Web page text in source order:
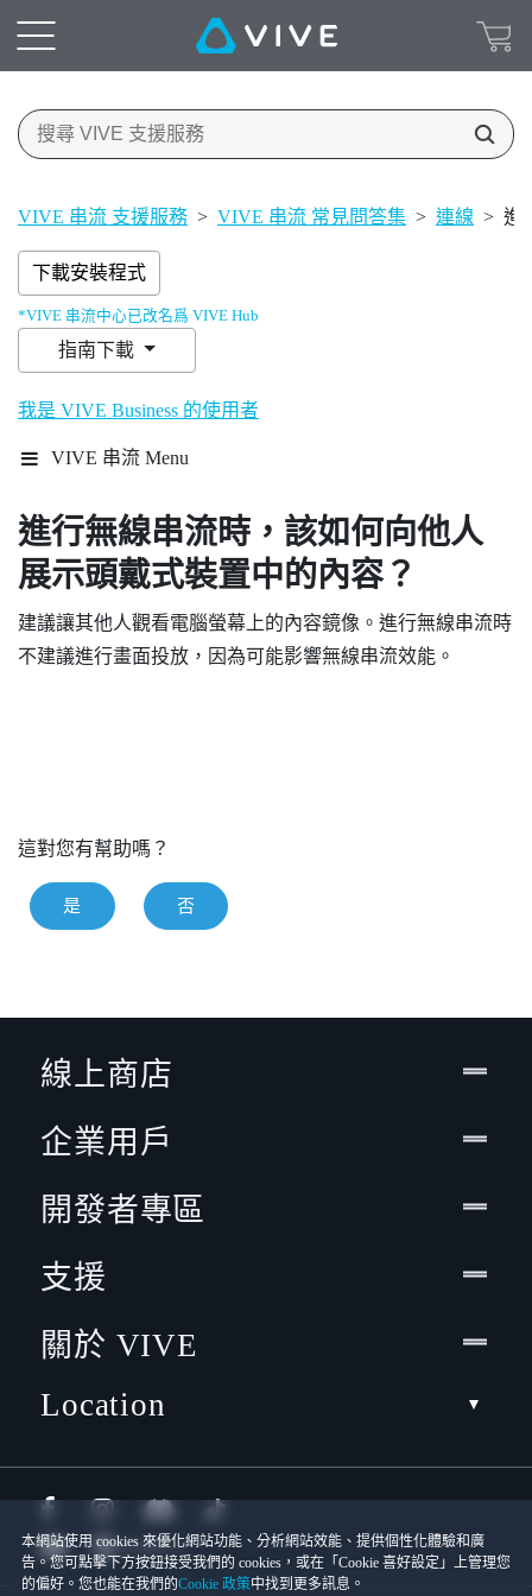
VIVE 串流 支援服務 > VIVE 串流 常見問答集 > 連線 > 進
下載安裝程式
*VIVE 串流中心已改名爲 VIVE Hub
指南下載
我是 VIVE Business 的使用者
VIVE 串流 Menu
進行無線串流時，該如何向他人
展示頭戴式裝置中的內容？
建議讓其他人觀看電腦螢幕上的內容鏡像。進行無線串流時
不建議進行畫面投放，因為可能影響無線串流效能。
這對您有幫助嗎？
是 否
本網站使用 cookies 來優化網站功能、分析網站效能、提供個性化體驗和廣
告。您可點擊下方按鈕接受我們的 cookies，或在「Cookie 喜好設定」上管理您
的偏好。您也能在我們的Cookie 政策中找到更多訊息。
線上商店
企業用戶
開發者專區
支援
關於 VIVE
Location